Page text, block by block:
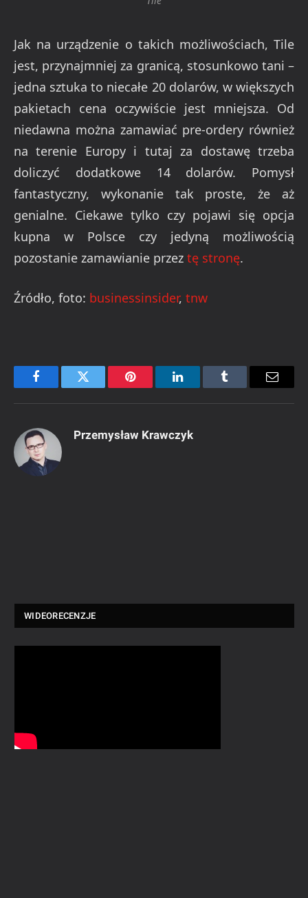
Jak na urządzenie o takich możliwościach, Tile
jest, przynajmniej za granicą, stosunkowo tani –
jedna sztuka to niecałe 20 dolarów, w większych
pakietach cena oczywiście jest mniejsza. Od
niedawna można zamawiać pre-ordery również
na terenie Europy i tutaj za dostawę trzeba
doliczyć dodatkowe 14 dolarów. Pomysł
fantastyczny, wykonanie tak proste, że aż
genialne. Ciekawe tylko czy pojawi się opcja
kupna w Polsce czy jedyną możliwością
pozostanie zamawianie przez tę stronę.
Źródło, foto: businessinsider, tnw
FacebookTwitter Pinterest LinkedInTumblr Email
Przemysław Krawczyk
WIDEORECENZJE